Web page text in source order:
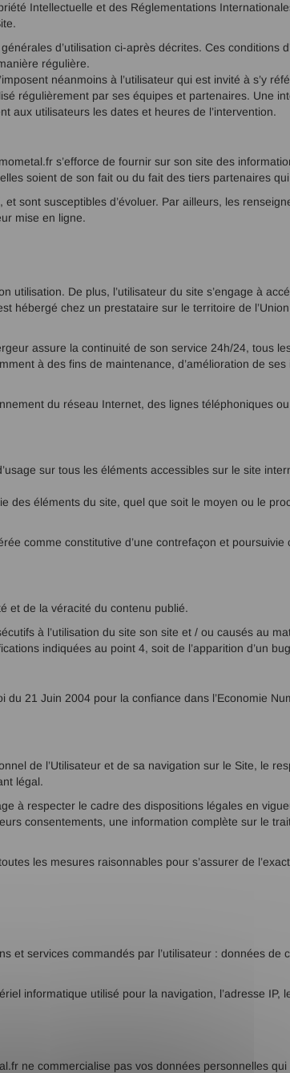
Intellectuelle et des Réglementations
d’utilisation ci-après décrites. Ces conditions
régulière.
néanmoins à l’utilisateur qui est invité à s’y
régulièrement par ses équipes et partenaires. Une
aux utilisateurs les dates et heures de l’intervention.
s’efforce de fournir sur son site des
soient de son fait ou du fait des tiers partenaires
sont susceptibles d’évoluer. Par ailleurs, les
mise en ligne.
De plus, l’utilisateur du site s’engage à
hébergé chez un prestataire sur le territoire de
assure la continuité de son service 24h/24, tous
à des fins de maintenance, d’amélioration de
du réseau Internet, des lignes téléphoniques
sur tous les éléments accessibles sur le site
éléments du site, quel que soit le moyen ou le
comme constitutive d’une contrefaçon et
et de la véracité du contenu publié.
à l’utilisation du site son site et / ou causés au
indiquées au point 4, soit de l’apparition d’un
21 Juin 2004 pour la confiance dans l’Economie
de l’Utilisateur et de sa navigation sur le Site, le
légal.
à respecter le cadre des dispositions légales en
consentements, une information complète sur le
les mesures raisonnables pour s’assurer de
services commandés par l’utilisateur : données de
informatique utilisé pour la navigation, l’adresse IP,
ne commercialise pas vos données personnelles